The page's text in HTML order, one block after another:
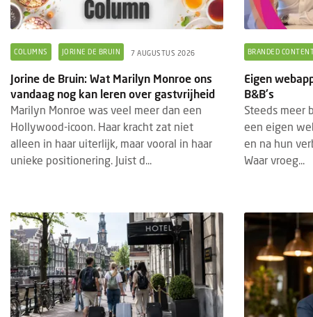
COLUMNS JORINE DE BRUIN 7 AUGUSTUS 2026
Jorine de Bruin: Wat Marilyn Monroe ons
vandaag nog kan leren over gastvrijheid
Marilyn Monroe was veel meer dan een
Hollywood-icoon. Haar kracht zat niet
alleen in haar uiterlijk, maar vooral in haar
unieke positionering. Juist d...
BRANDED
Eigen
B&B's
Steeds meer
een eigen
en na hun
Waar vroeg...
BRANDED CONTENT TECHNOLOGIE
Steeds meer bed & breakfasts kiezen voor
een eigen webapp om gasten vóór, tijdens
en na hun verblijf beter te informeren.
Waar vroeg...